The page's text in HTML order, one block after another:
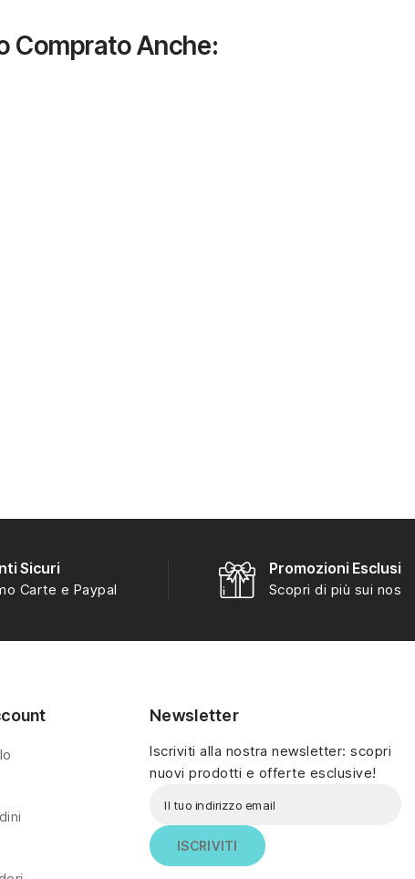
con miniature
semplici
da montaree pensate
Comprato Anche:
Sicuri
Carte e Paypal
Promozioni
Scopri di più sui
Newsletter
Iscriviti alla nostra newsletter: scopri
nuovi prodotti e offerte esclusive!